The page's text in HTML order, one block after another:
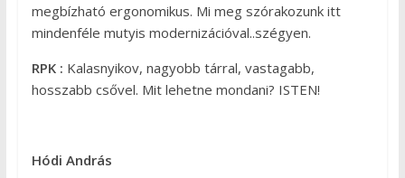
megbízható ergonomikus. Mi meg szórakozunk itt
mindenféle mutyis modernizációval..szégyen.
RPK : Kalasnyikov, nagyobb tárral, vastagabb,
hosszabb csővel. Mit lehetne mondani? ISTEN!
Hódi András